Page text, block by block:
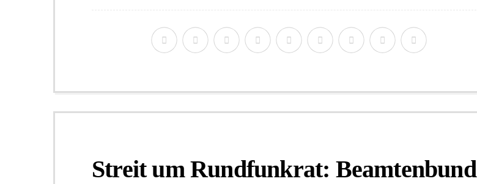
Streit um Rundfunkrat: Beamtenbund